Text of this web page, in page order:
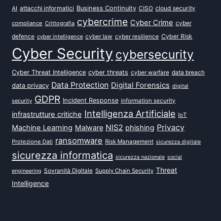
AI attacchi informatici Business Continuity CISO cloud security
compliance Crittografia cybercrime Cyber Crime cyber
defence cyber intelligence cyber law cyber resilience Cyber Risk
Cyber Security cybersecurity
Cyber Threat Intelligence cyber threats cyber warfare data breach
data privacy Data Protection Digital Forensics digital
security GDPR Incident Response information security
infrastrutture critiche Intelligenza Artificiale IoT
Machine Learning Malware NIS2 phishing Privacy
Protezione Dati ransomware Risk Management sicurezza digitale
sicurezza informatica sicurezza nazionale social
engineering Sovranità Digitale Supply Chain Security Threat
Intelligence